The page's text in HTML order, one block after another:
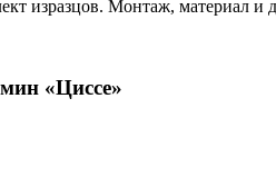
изразцов. Монтаж, материал и
«Циссе»